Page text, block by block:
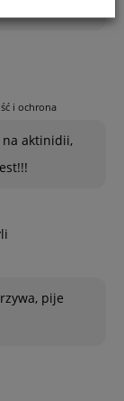
i ochrona
na aktinidii,
pije